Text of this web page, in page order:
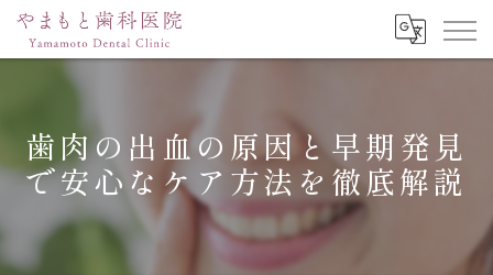
歯肉の出血の原因と早期発見
で安心なケア方法を徹底解説